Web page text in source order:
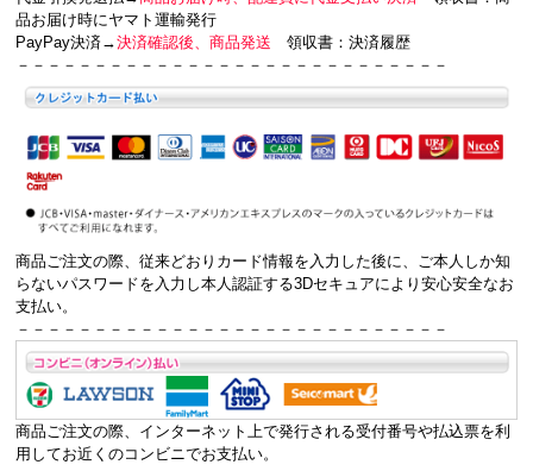
品お届け時にヤマト運輸発行
PayPay決済→決済確認後、商品発送領収書：決済履歴
－－－－－－－－－－－－－－－－－－－－－－－－－－－－
商品ご注文の際、従来どおりカード情報を入力した後に、ご本人しか知
らないパスワードを入力し本人認証する3Dセキュアにより安心安全なお
支払い。
－－－－－－－－－－－－－－－－－－－－－－－－－－－－
商品ご注文の際、インターネット上で発行される受付番号や払込票を利
用してお近くのコンビニでお支払い。